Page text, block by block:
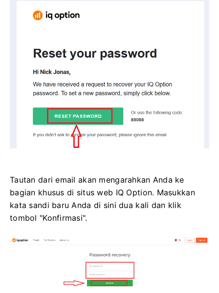
Tautan dari email akan mengarahkan Anda ke
bagian khusus di situs web IQ Option. Masukkan
kata sandi baru Anda di sini dua kali dan klik
tombol "Konfirmasi".